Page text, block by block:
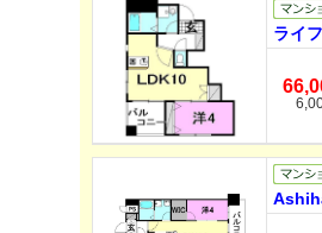
ライ